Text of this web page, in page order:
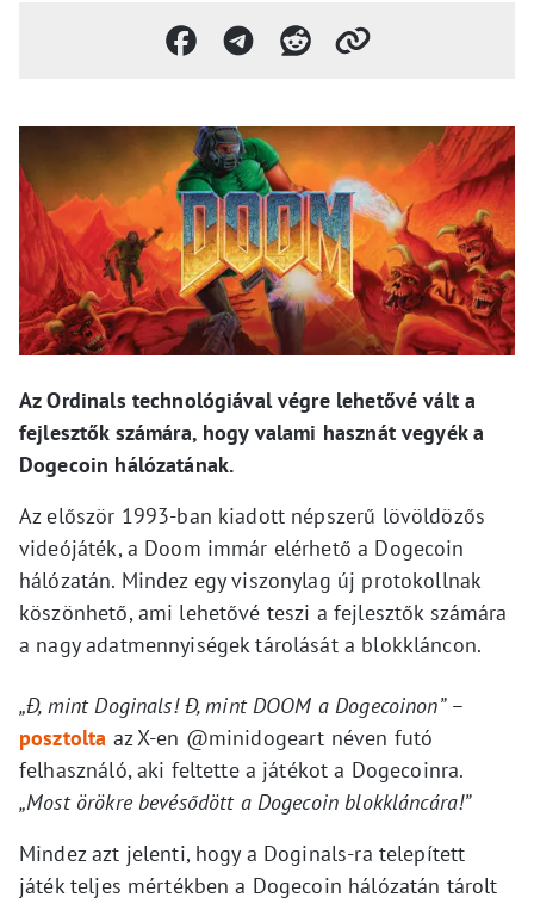
Az Ordinals technológiával végre lehetővé vált a
fejlesztők számára, hogy valami hasznát vegyék a
Dogecoin hálózatának.
Az először 1993-ban kiadott népszerű lövöldözős
videójáték, a Doom immár elérhető a Dogecoin
hálózatán. Mindez egy viszonylag új protokollnak
köszönhető, ami lehetővé teszi a fejlesztők számára
a nagy adatmennyiségek tárolását a blokkláncon.
„Ð, mint Doginals! Ð, mint DOOM a Dogecoinon”–
posztolta az X-en @minidogeart néven futó
felhasználó, aki feltette a játékot a Dogecoinra.
„Most örökre bevésődött a Dogecoin blokkláncára!”
Mindez azt jelenti, hogy a Doginals-ra telepített
játék teljes mértékben a Dogecoin hálózatán tárolt